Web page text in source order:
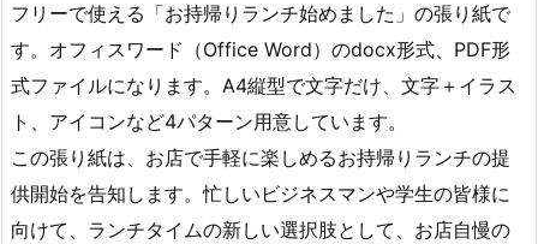
フリーで使える「お持帰りランチ始めました」の張り紙で
す。オフィスワード（Office Word）のdocx形式、PDF形
式ファイルになります。A4縦型で文字だけ、文字＋イラス
ト、アイコンなど4パターン用意しています。
この張り紙は、お店で手軽に楽しめるお持帰りランチの提
供開始を告知します。忙しいビジネスマンや学生の皆様に
向けて、ランチタイムの新しい選択肢として、お店自慢の